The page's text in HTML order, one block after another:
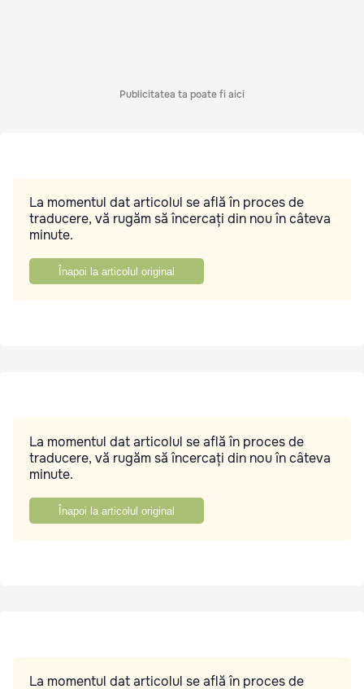
Publicitatea ta poate fi aici
La momentul dat articolul se află în proces de
traducere, vă rugăm să încercați din nou în câteva
minute.
Înapoi la articolul original
La momentul dat articolul se află în proces de
traducere, vă rugăm să încercați din nou în câteva
minute.
Înapoi la articolul original
La momentul dat articolul se află în proces de